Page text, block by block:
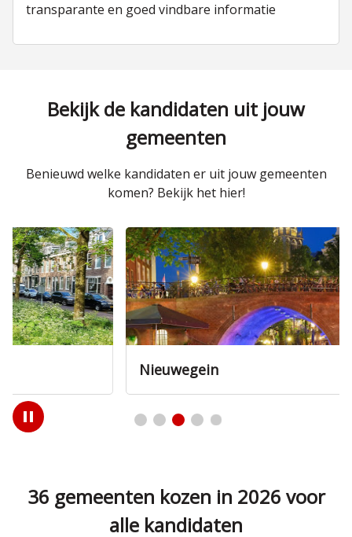
transparante en goed vindbare informatie
Bekijk de kandidaten uit jouw
gemeenten
Benieuwd welke kandidaten er uit jouw gemeenten
komen? Bekijk het hier!
Play
/
36 gemeenten kozen in 2026 voor
alle kandidaten